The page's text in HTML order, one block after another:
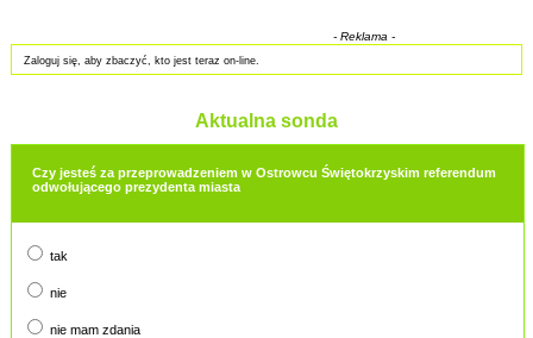
- Reklama -
Zaloguj się, aby zbaczyć, kto jest teraz on-line.
Aktualna sonda
Czy jesteś za przeprowadzeniem w Ostrowcu Świętokrzyskim referendum
odwołującego prezydenta miasta
tak
nie
nie mam zdania